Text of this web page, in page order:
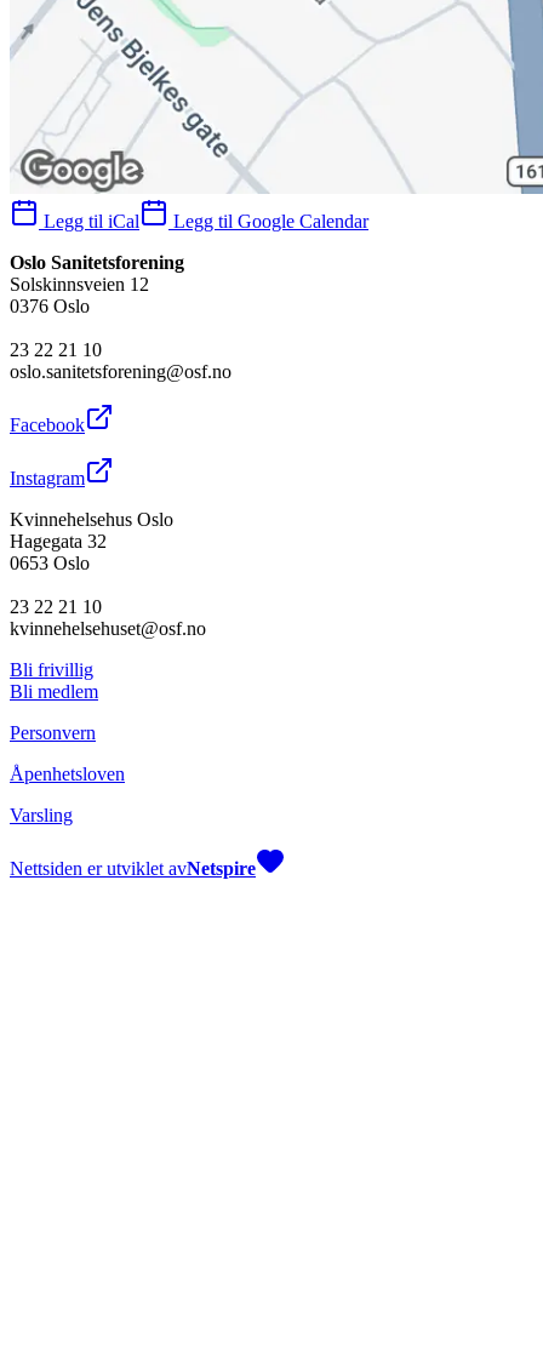
Legg til iCal
Legg til Google Calendar
Oslo Sanitetsforening
Solskinnsveien 12
0376 Oslo
23 22 21 10
oslo.sanitetsforening@osf.no
Facebook
Instagram
Kvinnehelsehus Oslo
Hagegata 32
0653 Oslo
23 22 21 10
kvinnehelsehuset@osf.no
Bli frivillig
Bli medlem
Personvern
Åpenhetsloven
Varsling
Nettsiden er utviklet avNetspire